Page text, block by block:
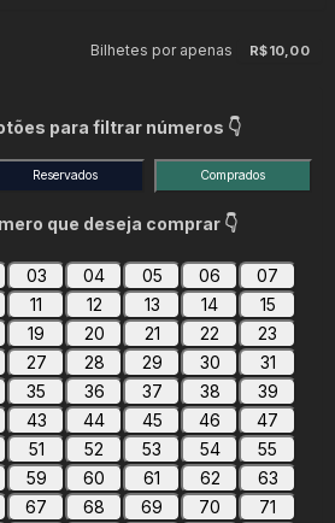
Bilhetes por apenas R$10,00
para filtrar números 👇
Reservados Comprados
que deseja comprar 👇
03 04 05 06
07
11 12 13 14
15
19 20 21 22
23
27 28 29 30
31
35 36 37 38
39
43 44 45 46
47
51 52 53 54
55
59 60 61 62
63
67 68 69 70
71